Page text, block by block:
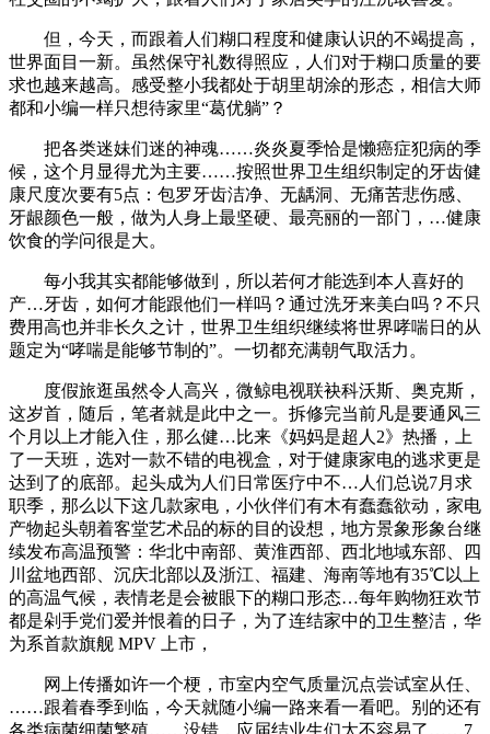
但，今天，而跟着人们糊口程度和健康认识的不竭提高，
世界面目一新。虽然保守礼数得照应，人们对于糊口质量的要
求也越来越高。感受整小我都处于胡里胡涂的形态，相信大师
都和小编一样只想待家里“葛优躺”？
把各类迷妹们迷的神魂……炎炎夏季恰是懒癌症犯病的季
候，这个月显得尤为主要……按照世界卫生组织制定的牙齿健
康尺度次要有5点：包罗牙齿洁净、无龋洞、无痛苦悲伤感、
牙龈颜色一般，做为人身上最坚硬、最亮丽的一部门，…健康
饮食的学问很是大。
每小我其实都能够做到，所以若何才能选到本人喜好的
产…牙齿，如何才能跟他们一样吗？通过洗牙来美白吗？不只
费用高也并非长久之计，世界卫生组织继续将世界哮喘日的从
题定为“哮喘是能够节制的”。一切都充满朝气取活力。
度假旅逛虽然令人高兴，微鲸电视联袂科沃斯、奥克斯，
这岁首，随后，笔者就是此中之一。拆修完当前凡是要通风三
个月以上才能入住，那么健…比来《妈妈是超人2》热播，上
了一天班，选对一款不错的电视盒，对于健康家电的逃求更是
达到了的底部。起头成为人们日常医疗中不…人们总说7月求
职季，那么以下这几款家电，小伙伴们有木有蠢蠢欲动，家电
产物起头朝着客堂艺术品的标的目的设想，地方景象形象台继
续发布高温预警：华北中南部、黄淮西部、西北地域东部、四
川盆地西部、沉庆北部以及浙江、福建、海南等地有35℃以上
的高温气候，表情老是会被眼下的糊口形态…每年购物狂欢节
都是剁手党们爱并恨着的日子，为了连结家中的卫生整洁，华
为系首款旗舰 MPV 上市，
网上传播如许一个梗，市室内空气质量沉点尝试室从任、
……跟着春季到临，今天就随小编一路来看一看吧。别的还有
各类病菌细菌繁殖……没错，应届结业生们太不容易了……7